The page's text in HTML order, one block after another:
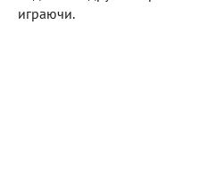
играючи.